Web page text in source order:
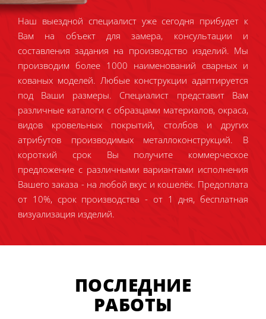
Наш выездной специалист уже сегодня прибудет к
Вам на объект для замера, консультации и
составления задания на производство изделий. Мы
производим более 1000 наименований сварных и
кованых моделей. Любые конструкции адаптируется
под Ваши размеры. Специалист представит Вам
различные каталоги с образцами материалов, окраса,
видов кровельных покрытий, столбов и других
атрибутов производимых металлоконструкций. В
короткий срок Вы получите коммерческое
предложение с различными вариантами исполнения
Вашего заказа - на любой вкус и кошелёк. Предоплата
от 10%, срок производства - от 1 дня, бесплатная
визуализация изделий.
ПОСЛЕДНИЕ
РАБОТЫ